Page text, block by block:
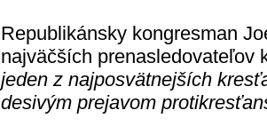
Republikánsky kongresman
najväčších prenasledovateľov
jeden z najposvätnejších
desivým prejavom